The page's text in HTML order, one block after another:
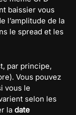
baissier vous
l’amplitude de la
le spread et les
par principe,
Vous pouvez
vous le
selon les
la date